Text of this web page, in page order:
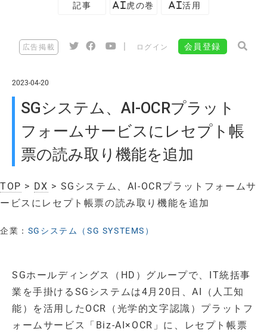
記事 AI虎の巻 AI活用
広告掲載 ログイン 会員登録
2023-04-20
SGシステム、AI-OCRプラット
フォームサービスにレセプト帳
票の読み取り機能を追加
TOP > DX > SGシステム、AI-OCRプラットフォームサ
ービスにレセプト帳票の読み取り機能を追加
企業： SGシステム（SG SYSTEMS）
SGホールディングス（HD）グループで、IT統括事
業を手掛けるSGシステムは4月20日、AI（人工知
能）を活用したOCR（光学的文字認識）プラットフ
ォームサービス「Biz-AI×OCR」に、レセプト帳票